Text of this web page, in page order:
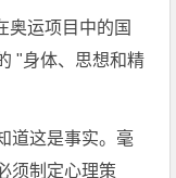
奥运项目中的国
"身体、思想和精
道这是事实。毫
须制定心理策